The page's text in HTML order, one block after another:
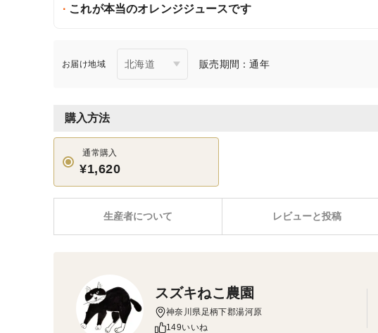
これが本当のオレンジジュースです
お届け地域 販売期間：通年
購入方法
通常購入
¥1,620
レビューと投稿
生産者について
スズキねこ農園
神奈川県足柄下郡湯河原
149いいね